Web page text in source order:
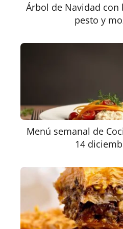
Árbol de Navidad
pesto y
Menú semanal de
14